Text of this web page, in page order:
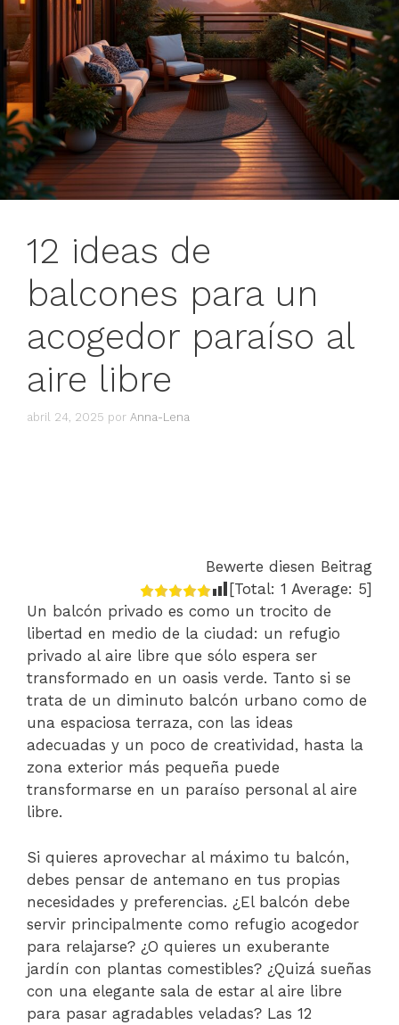
12 ideas de
balcones para un
acogedor paraíso al
aire libre
abril 24, 2025 por Anna-Lena
Bewerte diesen Beitrag
[Total: 1 Average: 5]
Un balcón privado es como un trocito de
libertad en medio de la ciudad: un refugio
privado al aire libre que sólo espera ser
transformado en un oasis verde. Tanto si se
trata de un diminuto balcón urbano como de
una espaciosa terraza, con las ideas
adecuadas y un poco de creatividad, hasta la
zona exterior más pequeña puede
transformarse en un paraíso personal al aire
libre.
Si quieres aprovechar al máximo tu balcón,
debes pensar de antemano en tus propias
necesidades y preferencias. ¿El balcón debe
servir principalmente como refugio acogedor
para relajarse? ¿O quieres un exuberante
jardín con plantas comestibles? ¿Quizá sueñas
con una elegante sala de estar al aire libre
para pasar agradables veladas? Las 12